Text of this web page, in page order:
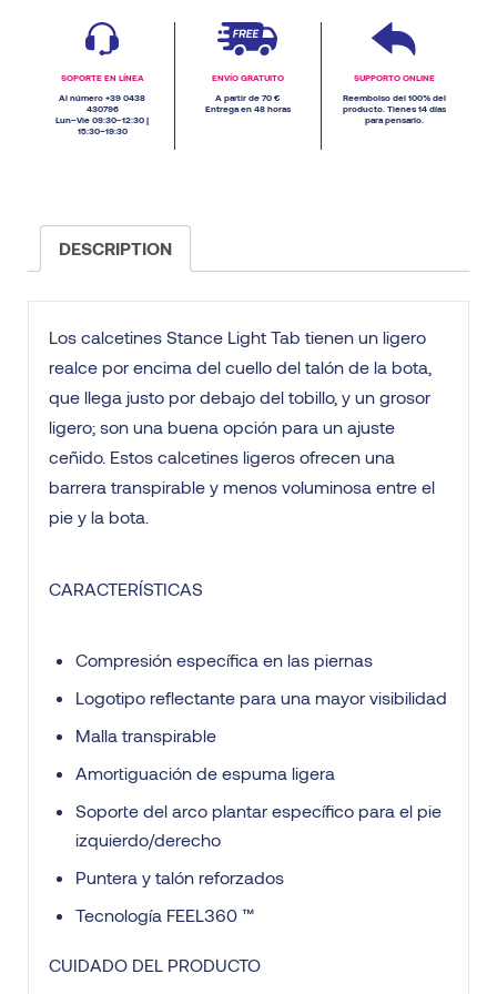
SOPORTE EN LÍNEA
Al número +39 0438
430796
Lun–Vie 09:30–12:30 |
15:30–19:30
ENVÍO GRATUITO
A partir de 70 €
Entrega en 48 horas
SUPPORTO ONLINE
Reembolso del 100% del
producto. Tienes 14 días
para pensarlo.
DESCRIPTION
Los calcetines Stance Light Tab tienen un ligero
realce por encima del cuello del talón de la bota,
que llega justo por debajo del tobillo, y un grosor
ligero; son una buena opción para un ajuste
ceñido. Estos calcetines ligeros ofrecen una
barrera transpirable y menos voluminosa entre el
pie y la bota.
CARACTERÍSTICAS
Compresión específica en las piernas
Logotipo reflectante para una mayor visibilidad
Malla transpirable
Amortiguación de espuma ligera
Soporte del arco plantar específico para el pie
izquierdo/derecho
Puntera y talón reforzados
Tecnología FEEL360 ™
CUIDADO DEL PRODUCTO